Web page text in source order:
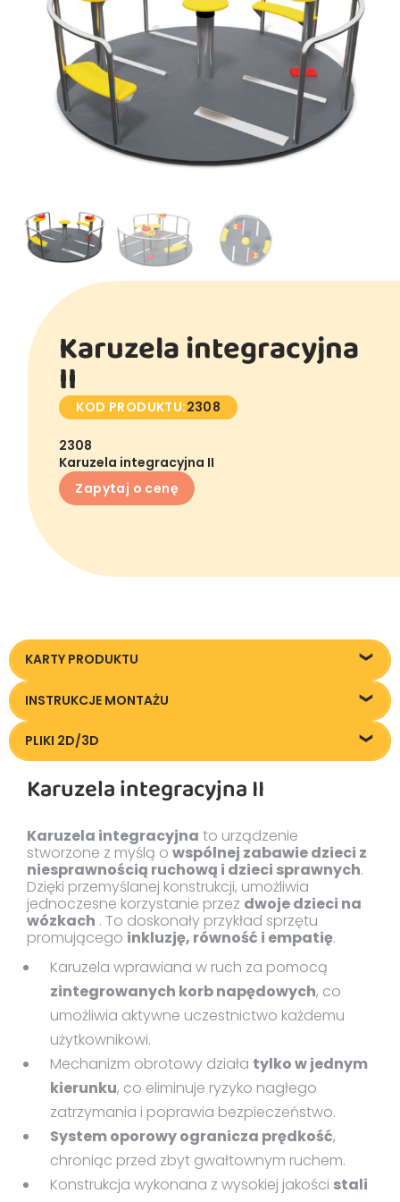
Karuzela integracyjna
II
KOD PRODUKTU:2308
2308
Karuzela integracyjna II
Zapytaj o cenę
KARTY PRODUKTU
2308_Karuzela-integracyjna-2-os_KT20250918
INSTRUKCJE MONTAŻU
2308_Karuzela-integracyjna-2-os_IM20250918
PLIKI 2D/3D
Pliki DXF/DWG 2308
Karuzela integracyjna II
Karuzela integracyjna to urządzenie
stworzone z myślą o wspólnej zabawie dzieci z
niesprawnością ruchową i dzieci sprawnych.
Dzięki przemyślanej konstrukcji, umożliwia
jednoczesne korzystanie przez dwoje dzieci na
wózkach . To doskonały przykład sprzętu
promującego inkluzję, równość i empatię.
Karuzela wprawiana w ruch za pomocą
zintegrowanych korb napędowych, co
umożliwia aktywne uczestnictwo każdemu
użytkownikowi.
Mechanizm obrotowy działa tylko w jednym
kierunku, co eliminuje ryzyko nagłego
zatrzymania i poprawia bezpieczeństwo.
System oporowy ogranicza prędkość,
chroniąc przed zbyt gwałtownym ruchem.
Konstrukcja wykonana z wysokiej jakości stali